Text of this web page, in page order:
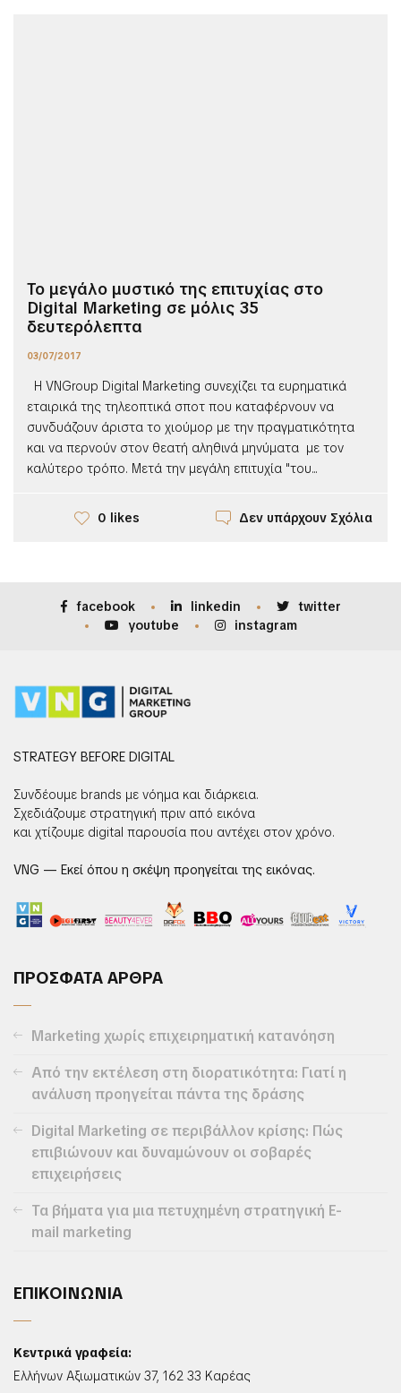
Το μεγάλο μυστικό της επιτυχίας στο
Digital Marketing σε μόλις 35
δευτερόλεπτα
03/07/2017
Η VNGroup Digital Marketing συνεχίζει τα ευρηματικά
εταιρικά της τηλεοπτικά σποτ που καταφέρνουν να
συνδυάζουν άριστα το χιούμορ με την πραγματικότητα
και να περνούν στον θεατή αληθινά μηνύματα με τον
καλύτερο τρόπο. Μετά την μεγάλη επιτυχία "του...
0 likes Δεν υπάρχουν Σχόλια
facebook linkedin
twitter
youtube
instagram
STRATEGY BEFORE DIGITAL
Συνδέουμε brands με νόημα και διάρκεια.
Σχεδιάζουμε στρατηγική πριν από εικόνα
και χτίζουμε digital παρουσία που αντέχει στον χρόνο.
VNG — Εκεί όπου η σκέψη προηγείται της εικόνας.
ΠΡΟΣΦΑΤΑ ΑΡΘΡΑ
Marketing χωρίς επιχειρηματική κατανόηση
Από την εκτέλεση στη διορατικότητα: Γιατί η
ανάλυση προηγείται πάντα της δράσης
Digital Marketing σε περιβάλλον κρίσης: Πώς
επιβιώνουν και δυναμώνουν οι σοβαρές
επιχειρήσεις
Τα βήματα για μια πετυχημένη στρατηγική E-
mail marketing
ΕΠΙΚΟΙΝΩΝΙΑ
Κεντρικά γραφεία:
Ελλήνων Αξιωματικών 37, 162 33 Καρέας